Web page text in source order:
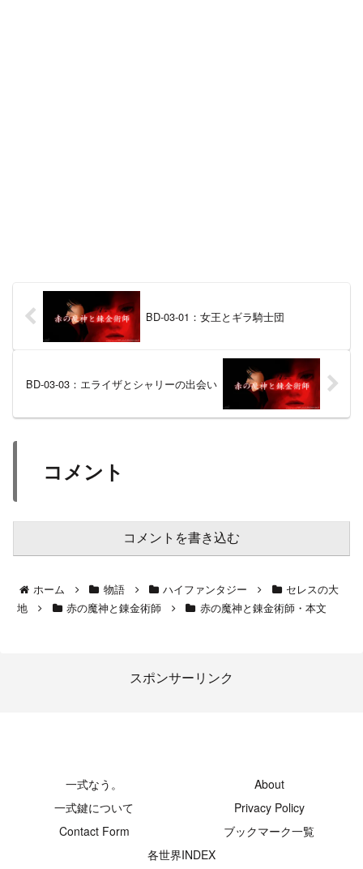
BD-03-01：女王とギラ騎士団
BD-03-03：エライザとシャリーの出会い
コメント
コメントを書き込む
ホーム 物語 ハイファンタジー
セレスの大
地
赤の魔神と錬金術師 赤の魔神と錬金術師・本文
スポンサーリンク
一式なう。
About
一式鍵について
Privacy Policy
Contact Form
ブックマーク一覧
各世界INDEX